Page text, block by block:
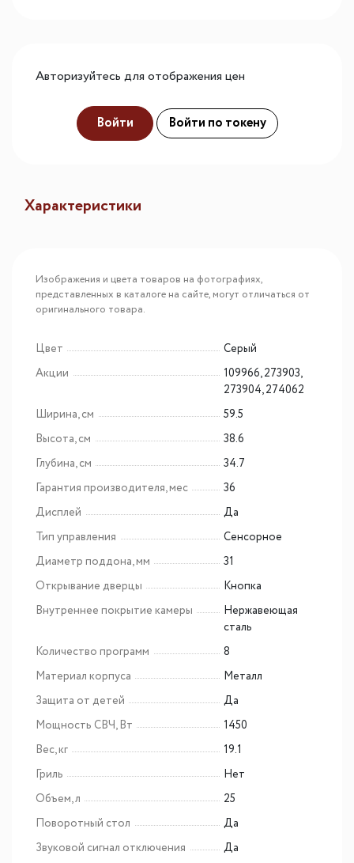
Авторизуйтесь для отображения цен
Войти Войти по токену
Характеристики
Изображения и цвета товаров на фотографиях,
представленных в каталоге на сайте, могут отличаться от
оригинального товара.
Цвет
Серый
Акции
109966, 273903,
273904, 274062
Ширина, см
59.5
Высота, см
38.6
Глубина, см
34.7
Гарантия производителя, мес
36
Дисплей
Да
Тип управления
Сенсорное
Диаметр поддона, мм
31
Открывание дверцы
Кнопка
Внутреннее покрытие камеры
Нержавеющая
сталь
Количество программ
8
Материал корпуса
Металл
Защита от детей
Да
Мощность СВЧ, Вт
1450
Вес, кг
19.1
Гриль
Нет
Объем, л
25
Поворотный стол
Да
Звуковой сигнал отключения
Да